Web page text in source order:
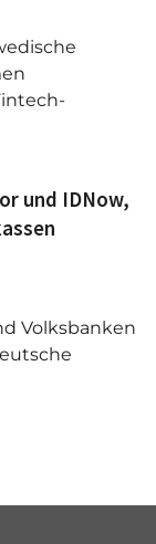
und IDNow,
Volksbanken